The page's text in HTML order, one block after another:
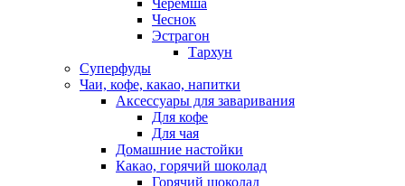
Черемша
Чеснок
Эстрагон
Тархун
Суперфуды
Чаи, кофе, какао, напитки
Аксессуары для заваривания
Для кофе
Для чая
Домашние настойки
Какао, горячий шоколад
Горячий шоколад